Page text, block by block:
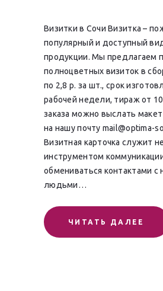
Визитки в Сочи Визитка –
популярный и доступный
продукции. Мы предлагаем
полноцветных визиток в
по 2,8 р. за шт., срок
рабочей недели, тираж от
заказа можно выслать
на нашу почту mail@optima-
Визитная карточка служит
инструментом
обмениваться контактами
людьми…
ЧИТАТЬ ДАЛЕЕ